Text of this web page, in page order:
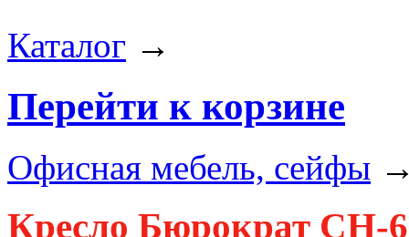
Каталог →
Перейти к корзине
Офисная мебель, сейфы
Кресло Бюрократ CH-